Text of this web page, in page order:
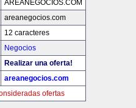
AREANEGOCIOS.COM
areanegocios.com
12 caracteres
Negocios
Realizar una oferta!
areanegocios.com
ofertas